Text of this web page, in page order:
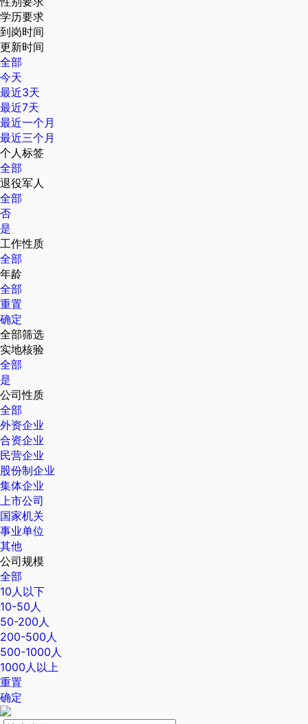
学历要求
到岗时间
更新时间
全部
今天
最近3天
最近7天
最近一个月
最近三个月
个人标签
全部
退役军人
全部
否
是
工作性质
全部
年龄
全部
重置
确定
全部筛选
实地核验
全部
是
公司性质
全部
外资企业
合资企业
民营企业
股份制企业
集体企业
上市公司
国家机关
事业单位
其他
公司规模
全部
10人以下
10-50人
50-200人
200-500人
500-1000人
1000人以上
重置
确定